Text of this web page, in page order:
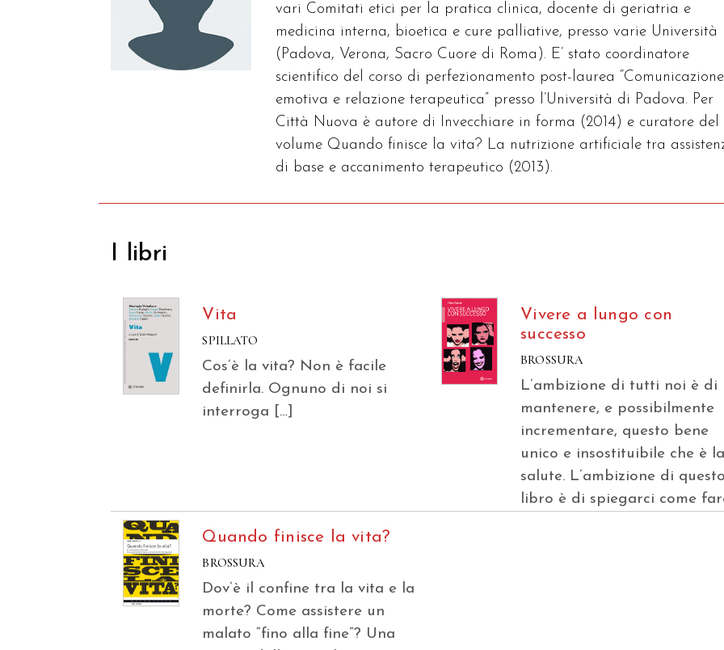
vari Comitati etici per la pratica clinica, docente di geriatria e
medicina interna, bioetica e cure palliative, presso varie Università
(Padova, Verona, Sacro Cuore di Roma). E’ stato coordinatore
scientifico del corso di perfezionamento post-laurea “Comunicazione
emotiva e relazione terapeutica” presso l’Università di Padova. Per
Città Nuova è autore di Invecchiare in forma (2014) e curatore del
volume Quando finisce la vita? La nutrizione artificiale tra
di base e accanimento terapeutico (2013).
I libri
Vita
SPILLATO
Cos’è la vita? Non è facile
definirla. Ognuno di noi si
interroga […]
Vivere a lungo con
successo
BROSSURA
L’ambizione di tutti noi è di
mantenere, e possibilmente
incrementare, questo bene
unico e insostituibile che è la
salute. L’ambizione di questo
libro è di spiegarci come
Quando finisce la vita?
BROSSURA
Dov’è il confine tra la vita e la
morte? Come assistere un
malato “fino alla fine”? Una